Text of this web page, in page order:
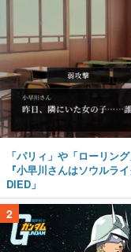
「パリィ」や「ローリン
『小早川さんはソウルラ
DIED」
2